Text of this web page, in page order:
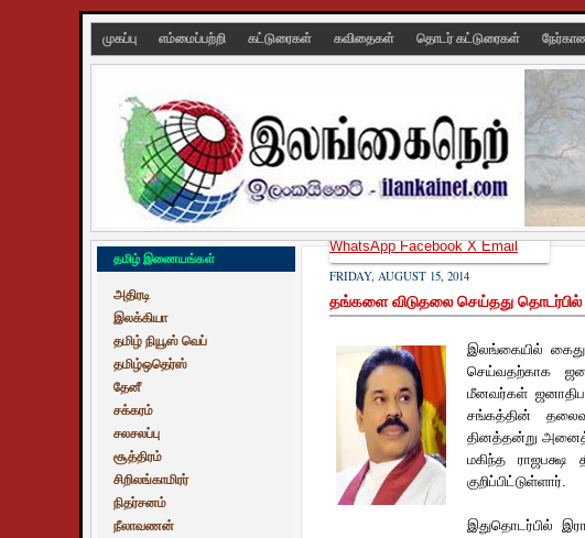
முகப்பு எம்மைப்பற்றி கட்டுரைகள் கவிதைகள் தொடர் கட்டுரைகள்
தமிழ் இணையங்கள்
அதிரடி
இலக்கியா
தமிழ் நியூஸ் வெப்
தமிழ்ஒதெர்ஸ்
தேனீ
சக்கரம்
சலசலப்பு
சூத்திரம்
சிறிலங்காமிரர்
நிதர்சனம்
நீலாவணன்
FRIDAY, AUGUST 15, 2014
தங்களை விடுதலை செய்தது தொடர்பில்
இலங்கையில்
செய்வதற்காக
மீனவர்கள்
சங்கத்தின்
தினத்தன்று
மகிந்த ராஜபக்ஷ
குறிப்பிட்டுள்ளார்.
இதுதொடர்பில்
WhatsAppFacebookXEmail